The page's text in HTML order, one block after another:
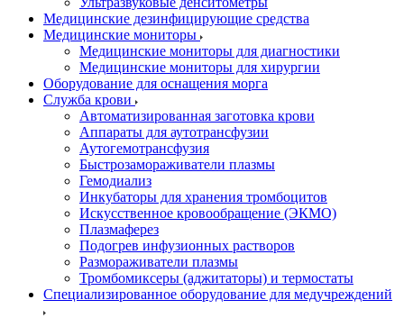
Медицинские дезинфицирующие средства
Медицинские мониторы
Медицинские мониторы для диагностики
Медицинские мониторы для хирургии
Оборудование для оснащения морга
Служба крови
Автоматизированная заготовка крови
Аппараты для аутотрансфузии
Аутогемотрансфузия
Быстрозамораживатели плазмы
Гемодиализ
Инкубаторы для хранения тромбоцитов
Искусственное кровообращение (ЭКМО)
Плазмаферез
Подогрев инфузионных растворов
Размораживатели плазмы
Тромбомиксеры (аджитаторы) и термостаты
Специализированное оборудование для медучреждений